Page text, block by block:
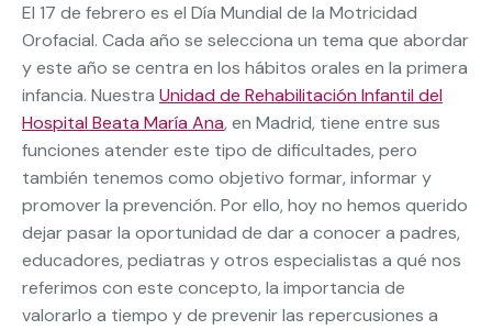
El 17 de febrero es el Día Mundial de la Motricidad
Orofacial. Cada año se selecciona un tema que abordar
y este año se centra en los hábitos orales en la primera
infancia. Nuestra Unidad de Rehabilitación Infantil del
Hospital Beata María Ana, en Madrid, tiene entre sus
funciones atender este tipo de dificultades, pero
también tenemos como objetivo formar, informar y
promover la prevención. Por ello, hoy no hemos querido
dejar pasar la oportunidad de dar a conocer a padres,
educadores, pediatras y otros especialistas a qué nos
referimos con este concepto, la importancia de
valorarlo a tiempo y de prevenir las repercusiones a